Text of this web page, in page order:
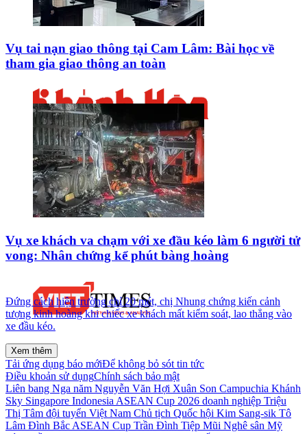
Vụ tai nạn giao thông tại Cam Lâm: Bài học về
tham gia giao thông an toàn
Vụ xe khách va chạm với xe đầu kéo làm 6 người tử
vong: Nhân chứng kể phút bàng hoàng
Đứng cách hiện trường chỉ 20 mét, chị Nhung chứng kiến cảnh
tượng kinh hoàng khi chiếc xe khách mất kiểm soát, lao thẳng vào
xe đầu kéo.
Xem thêm
Tải ứng dụng báo mớiĐể không bỏ sót tin tức
Điều khoản sử dụngChính sách bảo mật
Liên bang Nga năm Nguyễn Văn Hợi Xuân Son Campuchia Khánh
Sky Singapore Indonesia ASEAN Cup 2026 doanh nghiệp Triệu
Thị Tâm đội tuyển Việt Nam Chủ tịch Quốc hội Kim Sang-sik Tô
Lâm Đình Bắc ASEAN Cup Trần Đình Tiệp Mũi Nghê sân Mỹ